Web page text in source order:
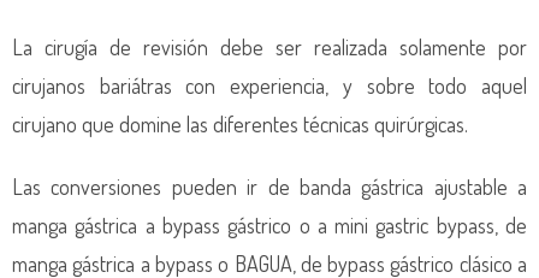
La cirugía de revisión debe ser realizada solamente por
cirujanos bariátras con experiencia, y sobre todo aquel
cirujano que domine las diferentes técnicas quirúrgicas.
Las conversiones pueden ir de banda gástrica ajustable a
manga gástrica a bypass gástrico o a mini gastric bypass, de
manga gástrica a bypass o BAGUA, de bypass gástrico clásico a